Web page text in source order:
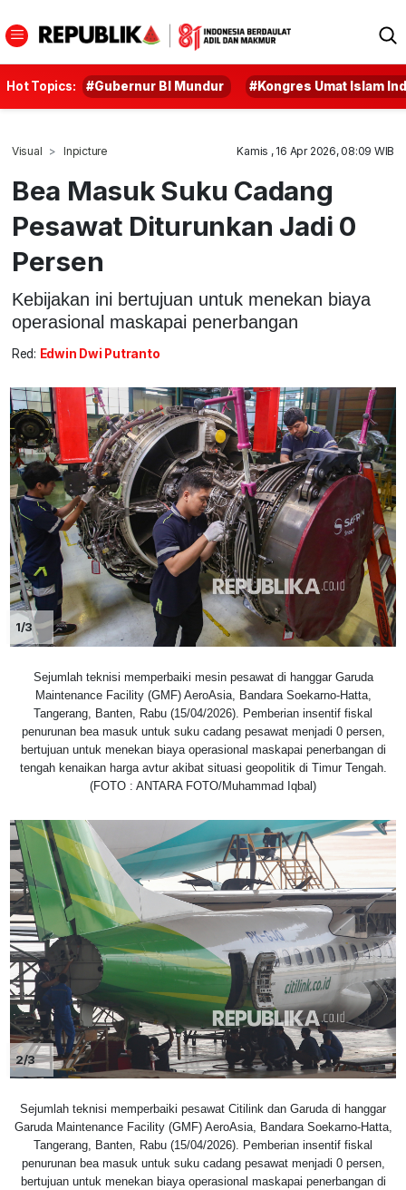
Hot Topics: #Gubernur BI Mundur #Kongres Umat Islam
Visual Inpicture Kamis , 16 Apr 2026, 08:09 WIB
Bea Masuk Suku Cadang
Pesawat Diturunkan Jadi 0
Persen
Kebijakan ini bertujuan untuk menekan biaya
operasional maskapai penerbangan
Red: Edwin Dwi Putranto
1/3
Sejumlah teknisi memperbaiki mesin pesawat di hanggar Garuda
Maintenance Facility (GMF) AeroAsia, Bandara Soekarno-Hatta,
Tangerang, Banten, Rabu (15/04/2026). Pemberian insentif fiskal
penurunan bea masuk untuk suku cadang pesawat menjadi 0 persen,
bertujuan untuk menekan biaya operasional maskapai penerbangan di
tengah kenaikan harga avtur akibat situasi geopolitik di Timur Tengah.
(FOTO : ANTARA FOTO/Muhammad Iqbal)
2/3
Sejumlah teknisi memperbaiki pesawat Citilink dan Garuda di hanggar
Garuda Maintenance Facility (GMF) AeroAsia, Bandara Soekarno-Hatta,
Tangerang, Banten, Rabu (15/04/2026). Pemberian insentif fiskal
penurunan bea masuk untuk suku cadang pesawat menjadi 0 persen,
bertujuan untuk menekan biaya operasional maskapai penerbangan di